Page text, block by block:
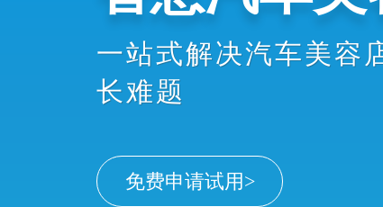
手机扫车牌接车、维
员办卡消费、业绩提
协同，显著提升店务